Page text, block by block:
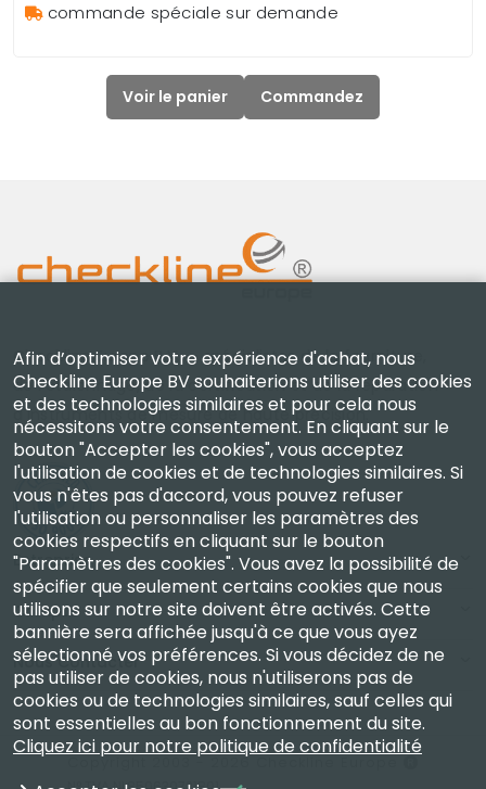
commande spéciale sur demande
Voir le panier Commandez
Checkline Europe B.V. — spécialistes de la fourniture,
de l'étalonnage, de la certification et de la réparation
d'instruments de mesure de haute précision.
Entreprise
Compte
Nous Contacter
Copyright 2003 - 2026 Checkline Europe
Afin d’optimiser votre expérience d'achat, nous
Checkline Europe BV souhaiterions utiliser des cookies
et des technologies similaires et pour cela nous
nécessitons votre consentement. En cliquant sur le
bouton "Accepter les cookies", vous acceptez
l'utilisation de cookies et de technologies similaires. Si
vous n'êtes pas d'accord, vous pouvez refuser
l'utilisation ou personnaliser les paramètres des
cookies respectifs en cliquant sur le bouton
"Paramètres des cookies". Vous avez la possibilité de
spécifier que seulement certains cookies que nous
utilisons sur notre site doivent être activés. Cette
bannière sera affichée jusqu'à ce que vous ayez
sélectionné vos préférences. Si vous décidez de ne
pas utiliser de cookies, nous n'utiliserons pas de
cookies ou de technologies similaires, sauf celles qui
sont essentielles au bon fonctionnement du site.
Cliquez ici pour notre politique de confidentialité